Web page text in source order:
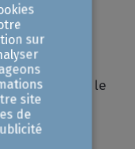
réalisée pour le
d’Azur.
la CCIAMP,
sur
site
de